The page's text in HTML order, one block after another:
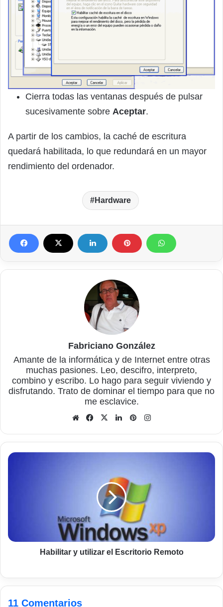
Cierra todas las ventanas después de pulsar
sucesivamente sobre Aceptar.
A partir de los cambios, la caché de escritura
quedará habilitada, lo que redundará en un mayor
rendimiento del ordenador.
Hardware
Fabriciano González
Amante de la informática y de Internet entre otras
muchas pasiones. Leo, descifro, interpreto,
combino y escribo. Lo hago para seguir viviendo y
disfrutando. Trato de dominar el tiempo para que no
me esclavice.
Sitio
Facebook
X LinkedInPinterest
Habilitar
Habilitar y utilizar el Escritorio Remoto
11 Comentarios